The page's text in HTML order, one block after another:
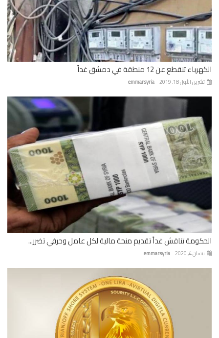
تنقطع عن 12 منطقة في دمشق غداً
emmarsyria الأول 18, 2019
تناقش غداً تقديم منحة مالية لكل عامل وحرفي تضرر...
emmarsyria 4, 2020